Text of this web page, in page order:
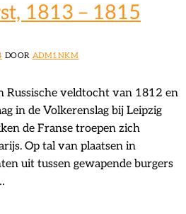
1813 – 1815
DOOR ADM1NKM
Russische veldtocht van 1812 en
in de Volkerenslag bij Leipzig
de Franse troepen zich
Op tal van plaatsen in
uit tussen gewapende burgers